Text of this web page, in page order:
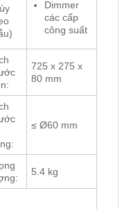
Dimmer
các cấp
công suất
725 x 275 x
80 mm
≤ Ø60 mm
5.4 kg